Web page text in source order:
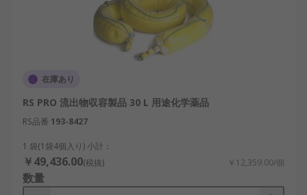
在庫あり
RS PRO 流出物収容製品 30 L 用途化学薬品
RS品番 193-8427
1 袋(1袋4個入り) 小計：
￥49,436.00(税抜) ￥12,359.00/個
数量